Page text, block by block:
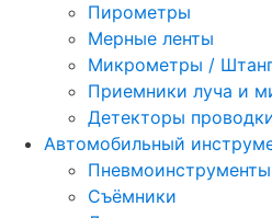
Пирометры
Мерные ленты
Микрометры /
Приемники луча и
Детекторы
Автомобильный
Пневмоинструменты
Съёмники